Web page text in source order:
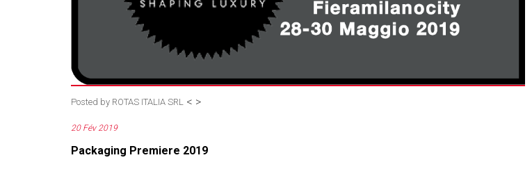
<
Posted by ROTAS ITALIA SRL >
20 Fév 2019
Packaging Premiere 2019